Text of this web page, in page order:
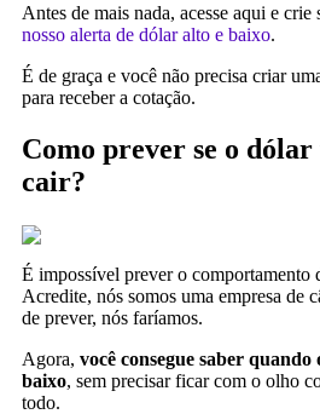
Antes de mais nada, acesse aqui e crie
nosso alerta de dólar alto e baixo.
É de graça e você não precisa criar
para receber a cotação.
Como prever se o
cair?
É impossível prever o comportamento
Acredite, nós somos uma empresa de
de prever, nós faríamos.
Agora, você consegue saber
baixo, sem precisar ficar com o olho
todo.